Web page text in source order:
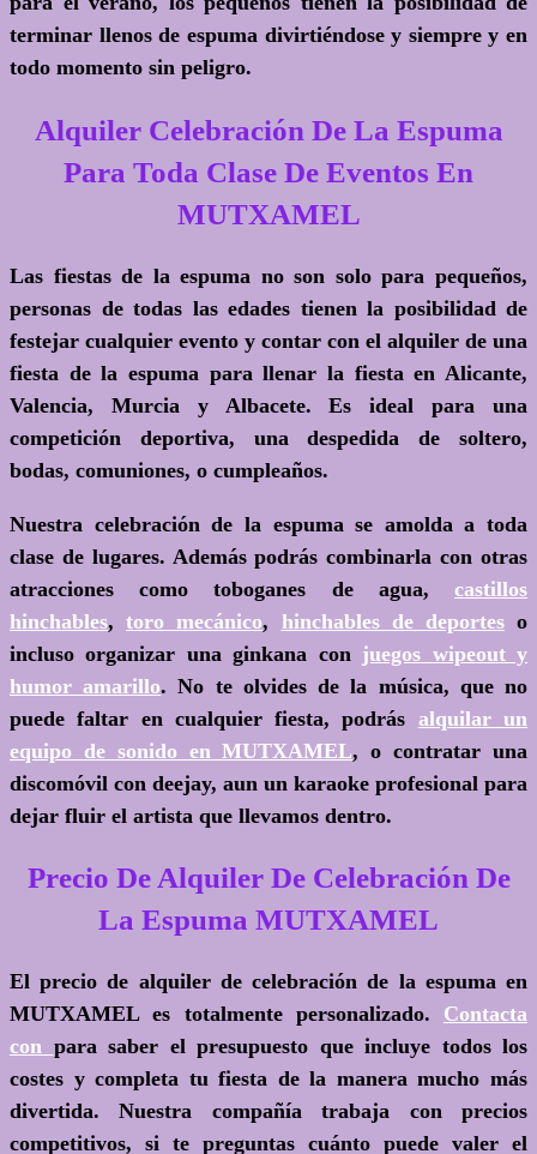
terminar llenos de espuma divirtiéndose y siempre y en
todo momento sin peligro.
Alquiler Celebración De La Espuma
Para Toda Clase De Eventos En
MUTXAMEL
Las fiestas de la espuma no son solo para pequeños,
personas de todas las edades tienen la posibilidad de
festejar cualquier evento y contar con el alquiler de una
fiesta de la espuma para llenar la fiesta en Alicante,
Valencia, Murcia y Albacete. Es ideal para una
competición deportiva, una despedida de soltero,
bodas, comuniones, o cumpleaños.
Nuestra celebración de la espuma se amolda a toda
clase de lugares. Además podrás combinarla con otras
atracciones como toboganes de agua, castillos
hinchables,toro mecánico, hinchables de deporteso
incluso organizar una ginkana con juegos wipeout y
humor amarillo. No te olvides de la música, que no
puede faltar en cualquier fiesta, podrás alquilar un
equipo de sonido en MUTXAMEL, o contratar una
discomóvil con deejay, aun un karaoke profesional para
dejar fluir el artista que llevamos dentro.
Precio De Alquiler De Celebración De
La Espuma MUTXAMEL
El precio de alquiler de celebración de la espuma en
MUTXAMEL es totalmente personalizado. Contacta
con para saber el presupuesto que incluye todos los
costes y completa tu fiesta de la manera mucho más
divertida. Nuestra compañía trabaja con precios
competitivos, si te preguntas cuánto puede valer el